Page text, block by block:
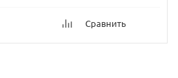
Сравнить